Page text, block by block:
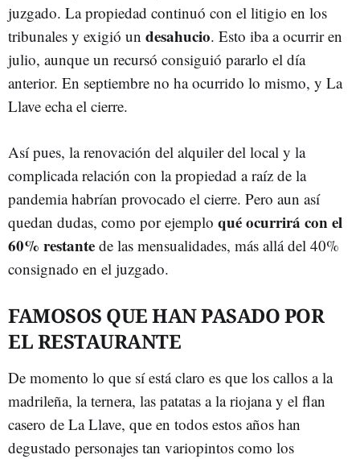
juzgado. La propiedad continuó con el litigio en los
tribunales y exigió un desahucio. Esto iba a ocurrir en
julio, aunque un recursó consiguió pararlo el día
anterior. En septiembre no ha ocurrido lo mismo, y La
Llave echa el cierre.
Así pues, la renovación del alquiler del local y la
complicada relación con la propiedad a raíz de la
pandemia habrían provocado el cierre. Pero aun así
quedan dudas, como por ejemplo qué ocurrirá con el
60% restante de las mensualidades, más allá del 40%
consignado en el juzgado.
FAMOSOS QUE HAN PASADO POR
EL RESTAURANTE
De momento lo que sí está claro es que los callos a la
madrileña, la ternera, las patatas a la riojana y el flan
casero de La Llave, que en todos estos años han
degustado personajes tan variopintos como los